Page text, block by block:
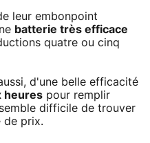
leur embonpoint
batterie très efficace
quatre ou cinq
d'une belle efficacité
heures pour remplir
difficile de trouver
de prix.